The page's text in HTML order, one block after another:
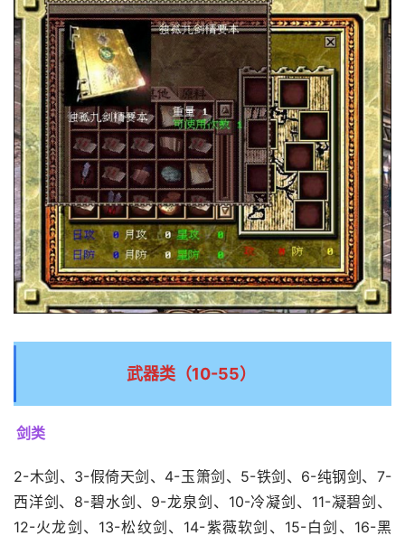
武器类（10-55）
剑类
2-木剑、3-假倚天剑、4-玉箫剑、5-铁剑、6-纯钢剑、7-
西洋剑、8-碧水剑、9-龙泉剑、10-冷凝剑、11-凝碧剑、
12-火龙剑、13-松纹剑、14-紫薇软剑、15-白剑、16-黑